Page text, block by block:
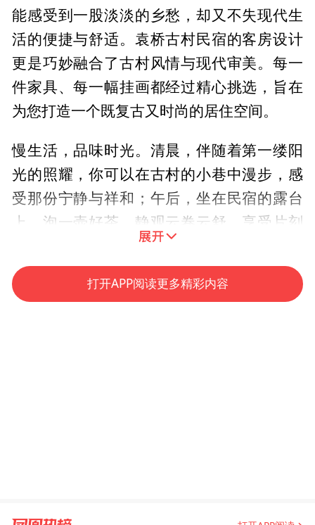
能感受到一股淡淡的乡愁，却又不失现代生
活的便捷与舒适。袁桥古村民宿的客房设计
更是巧妙融合了古村风情与现代审美。每一
件家具、每一幅挂画都经过精心挑选，旨在
为您打造一个既复古又时尚的居住空间。
慢生活，品味时光。清晨，伴随着第一缕阳
光的照耀，你可以在古村的小巷中漫步，感
受那份宁静与祥和；午后，坐在民宿的露台
上，泡一壶好茶，静观云卷云舒，享受片刻
的闲适与自在；夜晚，则可以仰望星空，聆
听虫鸣，让心灵得到彻底的放松与净化。
是离店时的送别，他们都将竭诚为您服务，
打开APP阅读更多精彩内容